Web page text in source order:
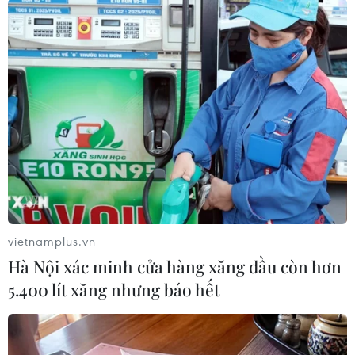
#Vietnam
#Plus Triều Tiên
Theo dõi VietnamPlus
TIN LIÊN QUAN
vietnamplus.vn
Hà Nội xác minh cửa hàng xăng dầu còn hơn
5.400 lít xăng nhưng báo hết